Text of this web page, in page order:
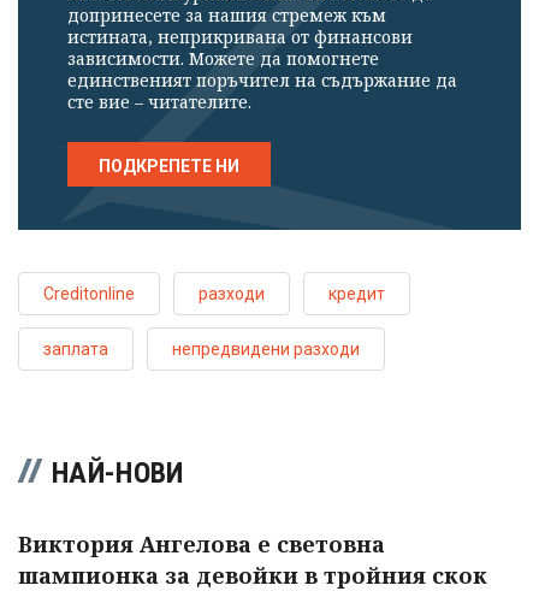
допринесете за нашия стремеж към
истината, неприкривана от финансови
зависимости. Можете да помогнете
единственият поръчител на съдържание да
сте вие – читателите.
ПОДКРЕПЕТЕ НИ
Creditonline разходи кредит
заплата непредвидени разходи
НАЙ-НОВИ
Виктория Ангелова е световна
шампионка за девойки в тройния скок